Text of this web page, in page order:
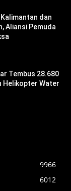
dan
Aliansi Pemuda
Tembus 28.680
Helikopter Water
9966
6012